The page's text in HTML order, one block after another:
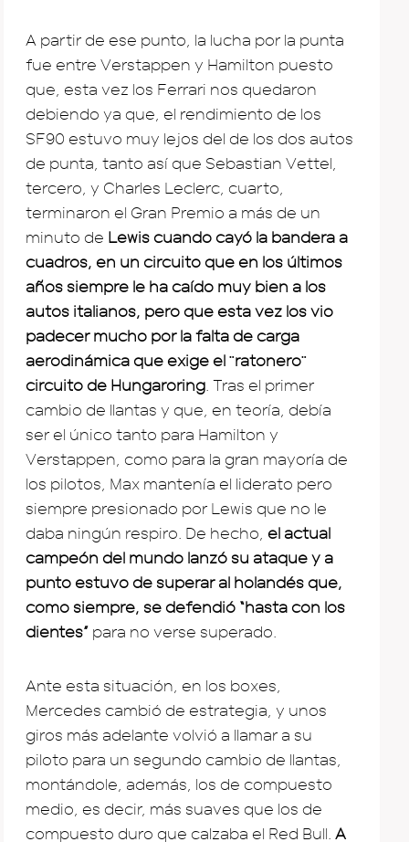
A partir de ese punto, la lucha por la punta
fue entre Verstappen y Hamilton puesto
que, esta vez los Ferrari nos quedaron
debiendo ya que, el rendimiento de los
SF90 estuvo muy lejos del de los dos autos
de punta, tanto así que Sebastian Vettel,
tercero, y Charles Leclerc, cuarto,
terminaron el Gran Premio a más de un
minuto de Lewis cuando cayó la bandera a
cuadros, en un circuito que en los últimos
años siempre le ha caído muy bien a los
autos italianos, pero que esta vez los vio
padecer mucho por la falta de carga
aerodinámica que exige el ¨ratonero¨
circuito de Hungaroring . Tras el primer
cambio de llantas y que, en teoría, debía
ser el único tanto para Hamilton y
Verstappen, como para la gran mayoría de
los pilotos, Max mantenía el liderato pero
siempre presionado por Lewis que no le
daba ningún respiro. De hecho, el actual
campeón del mundo lanzó su ataque y a
punto estuvo de superar al holandés que,
como siempre, se defendió “hasta con los
dientes” para no verse superado.
Ante esta situación, en los boxes,
Mercedes cambió de estrategia, y unos
giros más adelante volvió a llamar a su
piloto para un segundo cambio de llantas,
montándole, además, los de compuesto
medio, es decir, más suaves que los de
compuesto duro que calzaba el Red Bull. A